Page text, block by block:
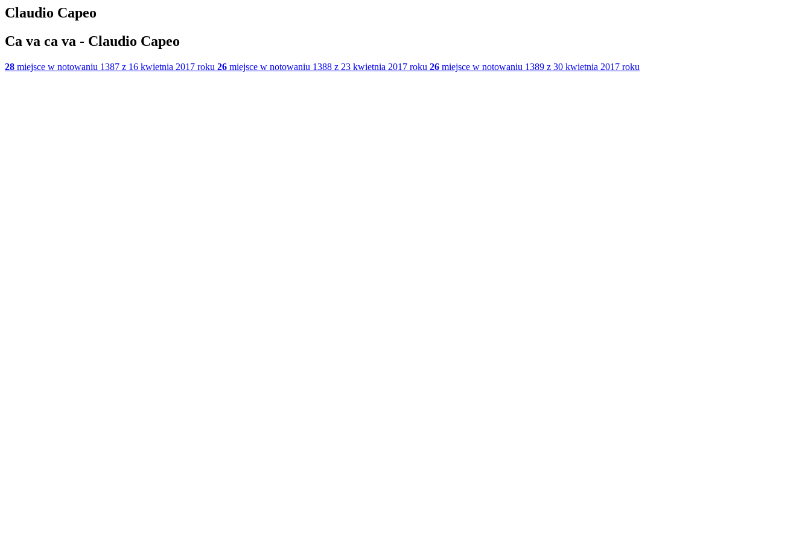
Claudio Capeo
Ca va ca va - Claudio Capeo
28 miejsce w notowaniu 1387 z 16 kwietnia 2017 roku 26 miejsce w notowaniu 1388 z 23 kwietnia 2017 roku 26 miejsce w notowaniu 1389 z 30 kwietnia 2017 roku